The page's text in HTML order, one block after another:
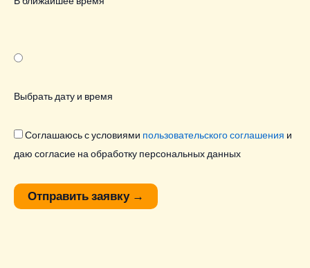
Выбрать дату и время
Соглашаюсь с условиями пользовательского соглашения и
даю согласие на обработку персональных данных
Отправить заявку →